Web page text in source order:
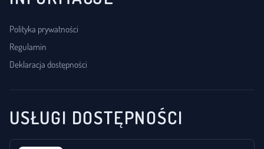
Polityka prywatności
Regulamin
Deklaracja dostępności
USŁUGI DOSTĘPNOŚCI